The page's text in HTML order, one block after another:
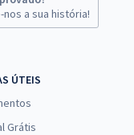
nos a sua história!
ÚTEIS
Grátis